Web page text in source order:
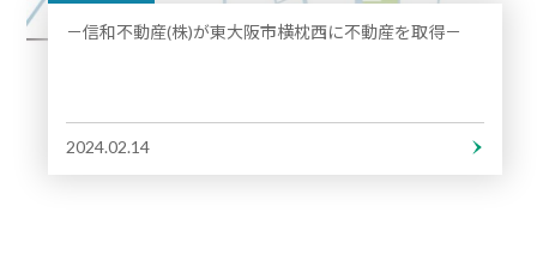
－信和不動産(株)が東大阪市横枕西に不動産を取得－
2024.02.14